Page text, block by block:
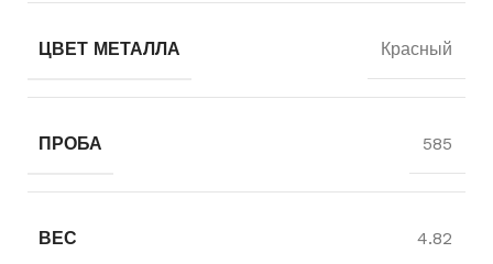
ЦВЕТ МЕТАЛЛА Красный
ПРОБА 585
ВЕС 4.82